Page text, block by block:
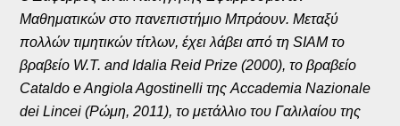
Μαθηματικών στο πανεπιστήμιο Μπράουν. Μεταξύ
πολλών τιμητικών τίτλων, έχει λάβει από τη SIAM το
βραβείο W.T. and Idalia Reid Prize (2000), το βραβείο
Cataldo e Angiola Agostinelli της Accademia Nazionale
dei Lincei (Ρώμη, 2011), το μετάλλιο του Γαλιλαίου της